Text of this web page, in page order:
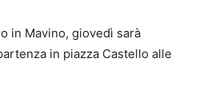
in Mavino, giovedì sarà
in piazza Castello alle